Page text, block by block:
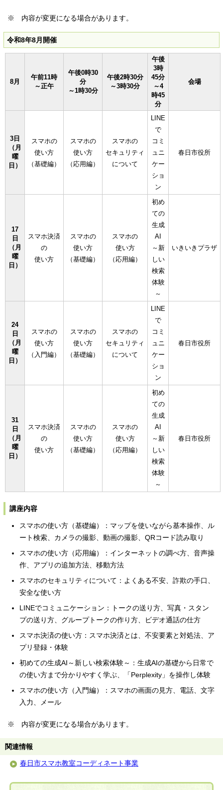
※ 内容が変更になる場合があります。
令和8年8月開催
8月
午前11時
～正午
午後0時30
分
～1時30分
午後2時30分
～3時30分
午後
3時
45分
～4
時45
分
会場
3日
（月
曜
日）
スマホの
使い方
（基礎編）
スマホの
使い方
（応用編）
スマホの
セキュリティ
について
LINE
で
コミ
ュニ
ケー
ショ
ン
春日市役所
17
日
（月
曜
日）
スマホ決済
の
使い方
スマホの
使い方
（基礎編）
スマホの
使い方
（応用編）
初め
ての
生成
AI
～新
しい
検索
体験
～
いきいきプラザ
24
日
（月
曜
日）
スマホの
使い方
（入門編）
スマホの
使い方
（基礎編）
スマホの
セキュリティ
について
LINE
で
コミ
ュニ
ケー
ショ
ン
春日市役所
31
日
（月
曜
日）
スマホ決済
の
使い方
スマホの
使い方
（基礎編）
スマホの
使い方
（応用編）
初め
ての
生成
AI
～新
しい
検索
体験
～
春日市役所
講座内容
スマホの使い方（基礎編）：マップを使いながら基本操作、ル
ート検索、カメラの撮影、動画の撮影、QRコード読み取り
スマホの使い方（応用編）：インターネットの調べ方、音声操
作、アプリの追加方法、移動方法
スマホのセキュリティについて：よくある不安、詐欺の手口、
安全な使い方
LINEでコミュニケーション：トークの送り方、写真・スタン
プの送り方、グループトークの作り方、ビデオ通話の仕方
スマホ決済の使い方：スマホ決済とは、不安要素と対処法、ア
プリ登録・体験
初めての生成AI～新しい検索体験～：生成AIの基礎から日常で
の使い方まで分かりやすく学ぶ、「Perplexity」を操作し体験
スマホの使い方（入門編）：スマホの画面の見方、電話、文字
入力、メール
※ 内容が変更になる場合があります。
関連情報
春日市スマホ教室コーディネート事業